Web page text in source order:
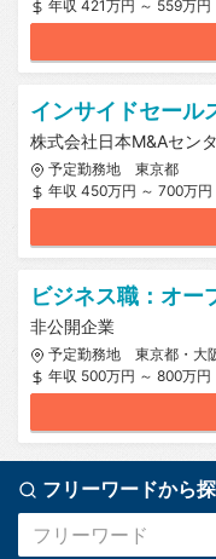
年収 421万円 ～ 559万円
インサイドセール
株式会社日本M&Aセン
予定勤務地 東京都
年収 450万円 ～ 700万円
ビジネス職：オー
非公開企業
予定勤務地 東京都・大
年収 500万円 ～ 800万円
フリーワードから